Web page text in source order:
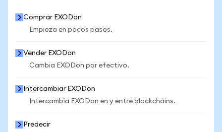
Comprar EXODon
Empieza en pocos pasos.
Vender EXODon
Cambia EXODon por efectivo.
Intercambiar EXODon
Intercambia EXODon en y entre blockchains.
Predecir